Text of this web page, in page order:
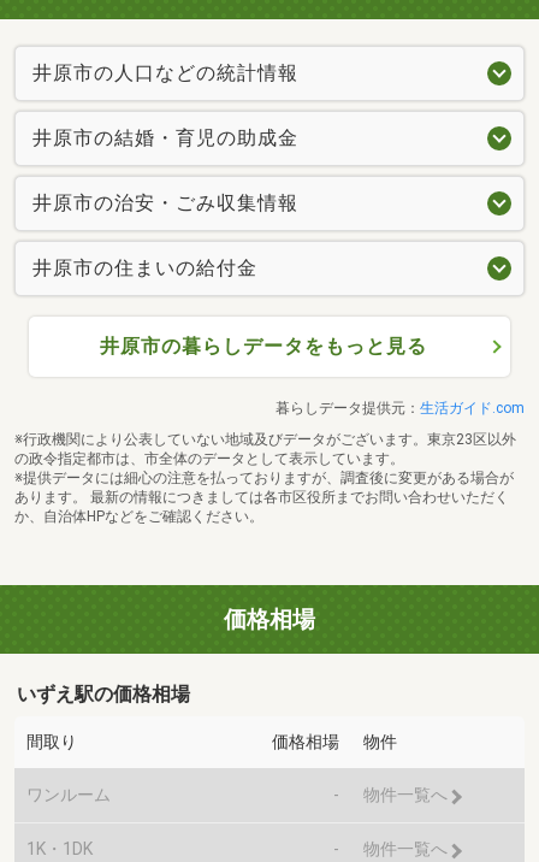
井原市の人口などの統計情報
井原市の結婚・育児の助成金
井原市の治安・ごみ収集情報
井原市の住まいの給付金
井原市の暮らしデータをもっと見る
暮らしデータ提供元： 生活ガイド.com
※行政機関により公表していない地域及びデータがございます。東京23区以外
の政令指定都市は、市全体のデータとして表示しています。
※提供データには細心の注意を払っておりますが、調査後に変更がある場合が
あります。 最新の情報につきましては各市区役所までお問い合わせいただく
か、自治体HPなどをご確認ください。
価格相場
いずえ駅の価格相場
間取り 価格相場 物件
ワンルーム - 物件一覧へ
1K・1DK - 物件一覧へ